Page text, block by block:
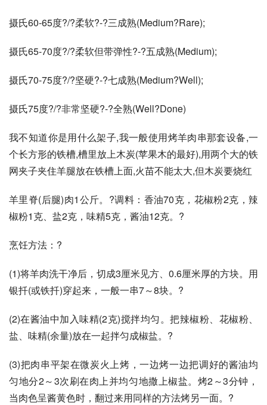
摄氏60-65度?/?柔软?-?三成熟(Medium?Rare);
摄氏65-70度?/?柔软但带弹性?-?五成熟(Medium);
摄氏70-75度?/?坚硬?-?七成熟(Medium?Well);
摄氏75度?/?非常坚硬?-?全熟(Well?Done)
我不知道你是用什么架子,我一般使用烤羊肉串那套设备,一
个长方形的铁槽,槽里放上木炭(苹果木的最好),用两个大的铁
网夹子夹住羊腿放在铁槽上面,火苗不能太大,但木炭要烧红
羊里脊(后腿)肉1公斤。?调料：香油70克，花椒粉2克，辣
椒粉1克、盐2克，味精5克，酱油12克。?
烹饪方法：?
(1)将羊肉洗干净后，切成3厘米见方、0.6厘米厚的方块。用
银扦(或铁扦)穿起来，一般一串7～8块。?
(2)在酱油中加入味精(2克)搅拌均匀。把辣椒粉、花椒粉、
盐、味精(余量)放在一起拌匀成椒盐。?
(3)把肉串平架在微炭火上烤，一边烤一边把调好的酱油均
匀地分2～3次刷在肉上并均匀地撒上椒盐。烤2～3分钟，
当肉色呈酱黄色时，翻过来用同样的方法烤另一面。?